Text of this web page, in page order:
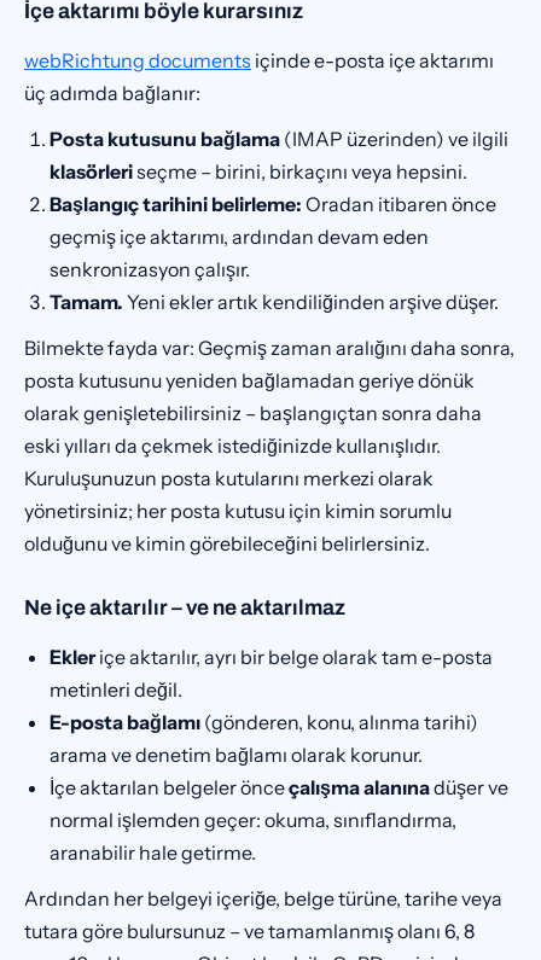
İçe aktarımı böyle kurarsınız
webRichtung documents içinde e-posta içe aktarımı
üç adımda bağlanır:
Posta kutusunu bağlama(IMAP üzerinden) ve ilgili
klasörleriseçme – birini, birkaçını veya hepsini.
Başlangıç tarihini belirleme: Oradan itibaren önce
geçmiş içe aktarımı, ardından devam eden
senkronizasyon çalışır.
Tamam. Yeni ekler artık kendiliğinden arşive düşer.
Bilmekte fayda var: Geçmiş zaman aralığını daha sonra,
posta kutusunu yeniden bağlamadan geriye dönük
olarak genişletebilirsiniz – başlangıçtan sonra daha
eski yılları da çekmek istediğinizde kullanışlıdır.
Kuruluşunuzun posta kutularını merkezi olarak
yönetirsiniz; her posta kutusu için kimin sorumlu
olduğunu ve kimin görebileceğini belirlersiniz.
Ne içe aktarılır – ve ne aktarılmaz
Ekleriçe aktarılır, ayrı bir belge olarak tam e-posta
metinleri değil.
E-posta bağlamı(gönderen, konu, alınma tarihi)
arama ve denetim bağlamı olarak korunur.
İçe aktarılan belgeler önceçalışma alanınadüşer ve
normal işlemden geçer: okuma, sınıflandırma,
aranabilir hale getirme.
Ardından her belgeyi içeriğe, belge türüne, tarihe veya
tutara göre bulursunuz – ve tamamlanmış olanı 6, 8